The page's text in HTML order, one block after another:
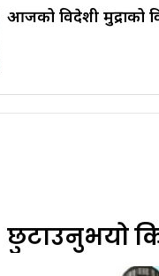
आजको विदेशी मुद्राको
छुटाउनुभयो